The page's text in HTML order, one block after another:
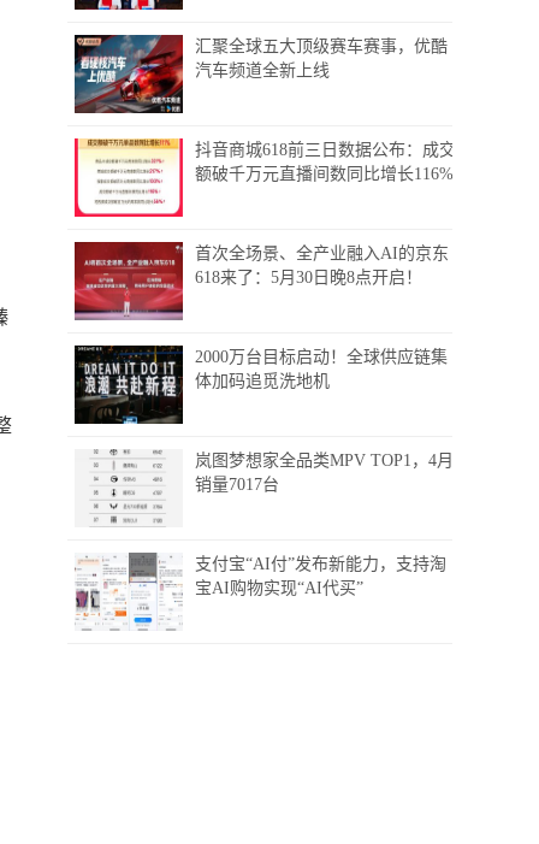
汇聚全球五大顶级赛车赛事，优酷
汽车频道全新上线
抖音商城618前三日数据公布：成交
额破千万元直播间数同比增长116%
首次全场景、全产业融入AI的京东
618来了：5月30日晚8点开启！
2000万台目标启动！全球供应链集
体加码追觅洗地机
岚图梦想家全品类MPV TOP1，4月
销量7017台
支付宝“AI付”发布新能力，支持淘
宝AI购物实现“AI代买”